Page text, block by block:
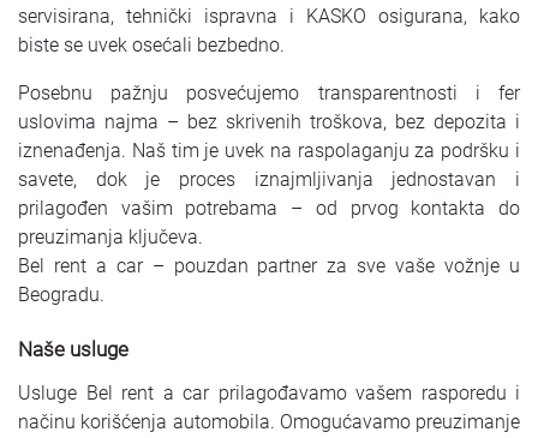
servisirana, tehnički ispravna i KASKO osigurana, kako
biste se uvek osećali bezbedno.
Posebnu pažnju posvećujemo transparentnosti i fer
uslovima najma – bez skrivenih troškova, bez depozita i
iznenađenja. Naš tim je uvek na raspolaganju za podršku i
savete, dok je proces iznajmljivanja jednostavan i
prilagođen vašim potrebama – od prvog kontakta do
preuzimanja ključeva.
Bel rent a car – pouzdan partner za sve vaše vožnje u
Beogradu.
Naše usluge
Usluge Bel rent a car prilagođavamo vašem rasporedu i
načinu korišćenja automobila. Omogućavamo preuzimanje